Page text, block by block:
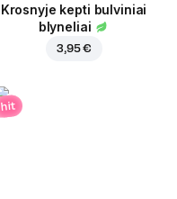
Krosnyje kepti bulviniai
blyneliai
3,95 €
hit